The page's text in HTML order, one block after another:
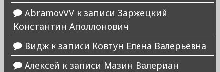
AbramovVVк записи Заржецкий
Константин Аполлонович
Виджк записи Ковтун Елена Валерьевна
Алексей к записи Мазин Валериан